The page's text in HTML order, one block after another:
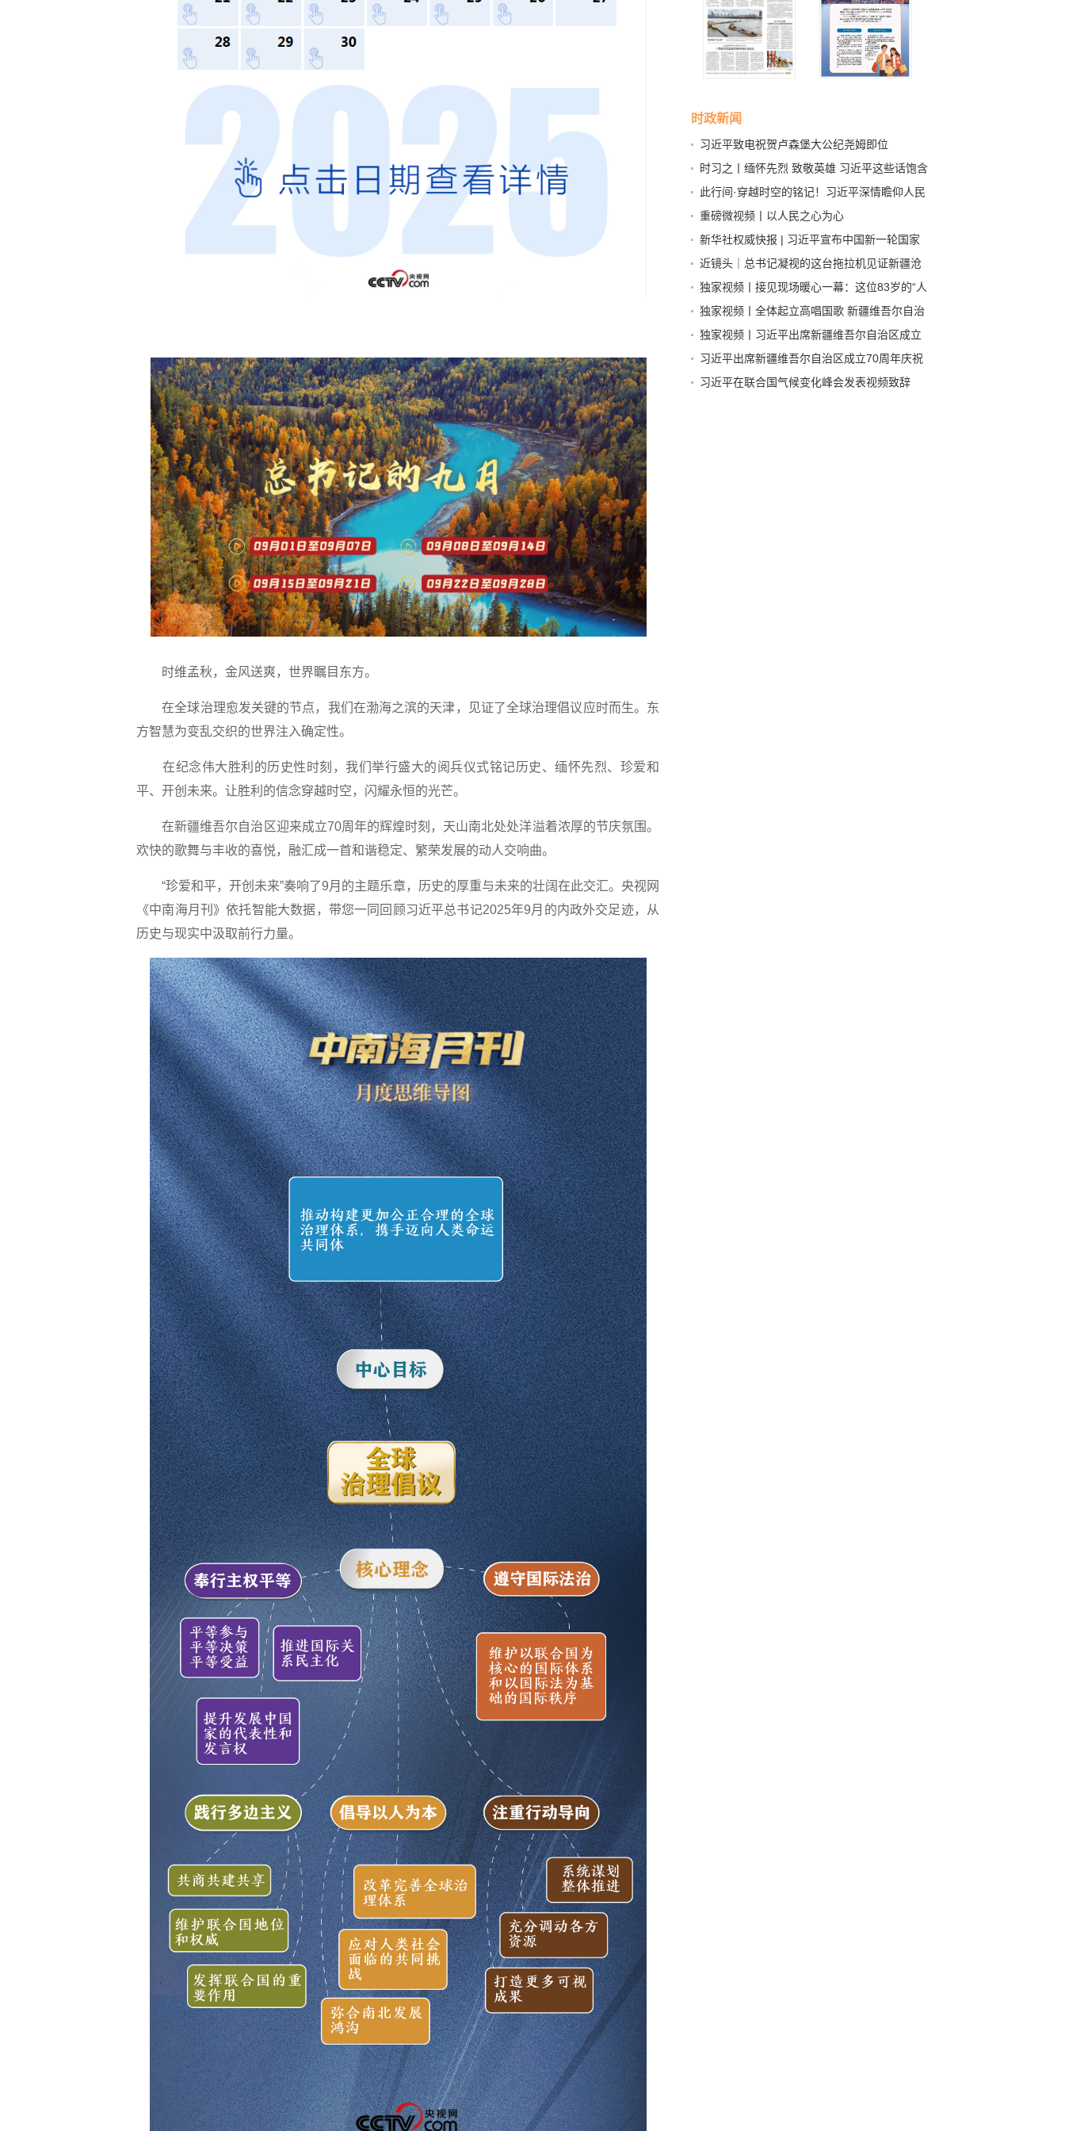
时维孟秋，金风送爽，世界瞩目东方。
在全球治理愈发关键的节点，我们在渤海之滨的天津，见证了全球治理倡议应时而生。东
方智慧为变乱交织的世界注入确定性。
在纪念伟大胜利的历史性时刻，我们举行盛大的阅兵仪式铭记历史、缅怀先烈、珍爱和
平、开创未来。让胜利的信念穿越时空，闪耀永恒的光芒。
在新疆维吾尔自治区迎来成立70周年的辉煌时刻，天山南北处处洋溢着浓厚的节庆氛围。
欢快的歌舞与丰收的喜悦，融汇成一首和谐稳定、繁荣发展的动人交响曲。
“珍爱和平，开创未来”奏响了9月的主题乐章，历史的厚重与未来的壮阔在此交汇。央视网
《中南海月刊》依托智能大数据，带您一同回顾习近平总书记2025年9月的内政外交足迹，从
历史与现实中汲取前行力量。
时政新闻
习近平致电祝贺卢森堡大公纪尧姆即位
时习之丨缅怀先烈 致敬英雄 习近平这些话饱含
深情
此行间·穿越时空的铭记！习近平深情瞻仰人民
英雄纪念碑
重磅微视频丨以人民之心为心
新华社权威快报 | 习近平宣布中国新一轮国家
自主贡献
近镜头｜总书记凝视的这台拖拉机见证新疆沧
桑巨变
独家视频丨接见现场暖心一幕：这位83岁的“人
民楷模”，想对总书记说句心里话
独家视频丨全体起立高唱国歌 新疆维吾尔自治
区成立70周年庆祝大会隆重举行
独家视频丨习近平出席新疆维吾尔自治区成立
70周年庆祝大会
习近平出席新疆维吾尔自治区成立70周年庆祝
大会
习近平在联合国气候变化峰会发表视频致辞